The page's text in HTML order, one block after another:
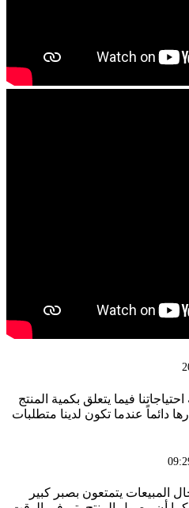
فيما يتعلق بكمية المنتج
دائماً عندما تكون لدينا متطلبات
المبيعات يتمتعون بصبر كبير